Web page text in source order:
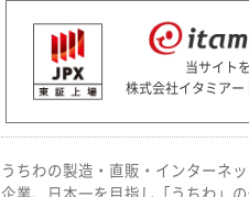
当サイト
株式会社イタミアー
うちわの製造・直販・インターネ